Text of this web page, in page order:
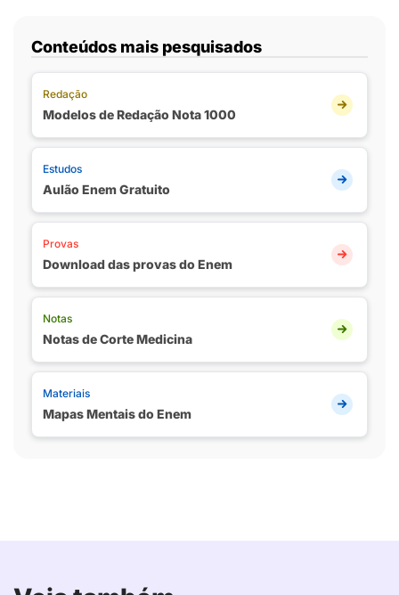
Conteúdos mais pesquisados
Redação
Modelos de Redação Nota 1000
Estudos
Aulão Enem Gratuito
Provas
Download das provas do Enem
Notas
Notas de Corte Medicina
Materiais
Mapas Mentais do Enem